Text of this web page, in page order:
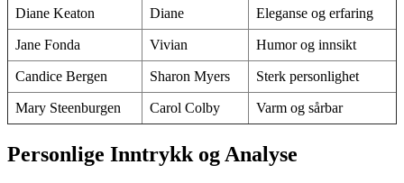
Diane Keaton Diane Eleganse og erfaring
Jane Fonda Vivian Humor og innsikt
Candice Bergen Sharon Myers Sterk personlighet
Mary Steenburgen Carol Colby Varm og sårbar
Personlige Inntrykk og Analyse